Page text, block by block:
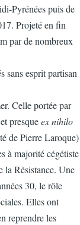
Pyrénées puis de
Projeté en fin
par de nombreux
sans esprit partisan
Celle portée par
presqueex nihilo
de Pierre Laroque)
à majorité cégétiste
la Résistance. Une
30, le rôle
Elles ont
reprendre les